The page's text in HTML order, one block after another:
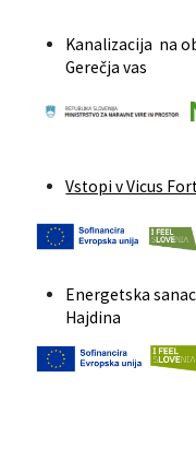
Kanalizacija na
Gerečja vas
Vstopi v Vicus
Energetska
Hajdina